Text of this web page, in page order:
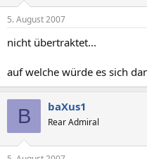
5. August 2007
nicht übertraktet...
auf welche würde es sich
B baXus1
Rear Admiral